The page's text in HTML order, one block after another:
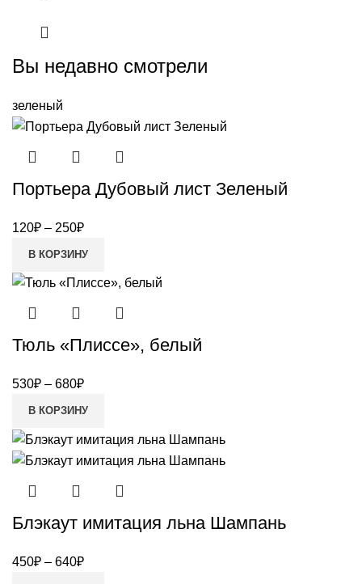
Вы недавно смотрели
зеленый
Портьера Дубовый лист Зеленый
120₽ – 250₽
В КОРЗИНУ
Тюль «Плиссе», белый
530₽ – 680₽
В КОРЗИНУ
Блэкаут имитация льна Шампань
450₽ – 640₽